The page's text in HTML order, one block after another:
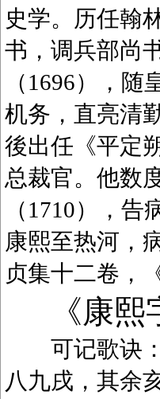
史学。历任翰
书，调兵部尚
（1696），
机务，直亮清
後出任《平定
总裁官。他数
（1710），
康熙至热河，
贞集十二卷，
《康
可记歌诀：
八九戌，其余